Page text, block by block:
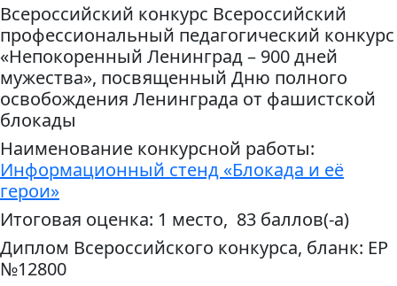
Всероссийский конкурс Всероссийский
профессиональный педагогический конкурс
«Непокоренный Ленинград – 900 дней
мужества», посвященный Дню полного
освобождения Ленинграда от фашистской
блокады
Наименование конкурсной работы:
Информационный стенд «Блокада и её
герои»
Итоговая оценка: 1 место, 83 баллов(-а)
Диплом Всероссийского конкурса, бланк: ЕР
№12800